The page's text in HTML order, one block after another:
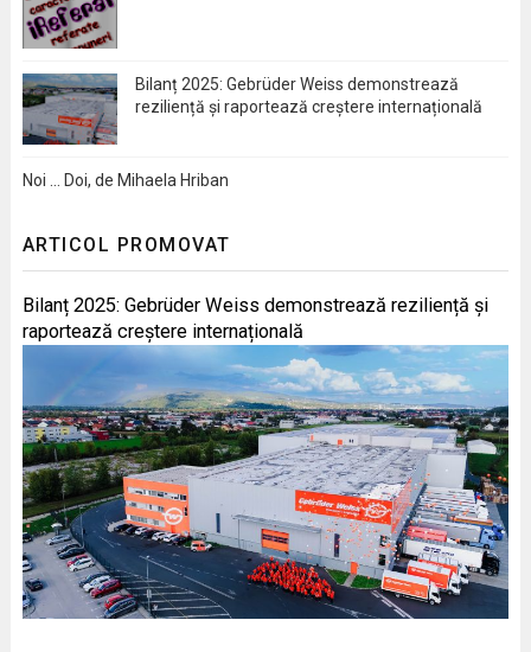
Bilanț 2025: Gebrüder Weiss demonstrează
reziliență și raportează creștere internațională
Noi … Doi, de Mihaela Hriban
ARTICOL PROMOVAT
Bilanț 2025: Gebrüder Weiss demonstrează reziliență și
raportează creștere internațională